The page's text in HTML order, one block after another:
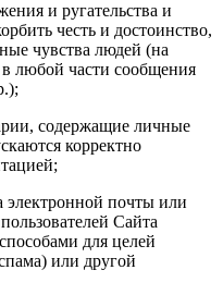
и ругательства и
честь и достоинство,
чувства людей (на
любой части сообщения
содержащие личные
корректно
электронной почты или
Сайта
для целей
или другой